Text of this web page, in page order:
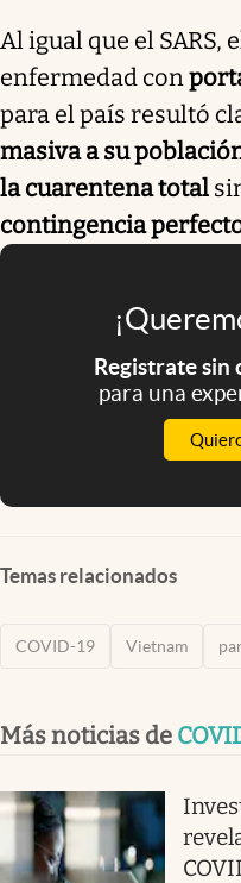
Al igual que el SARS,
enfermedad con
para el país resultó
masiva a su
la cuarentena total
contingencia
Registrate sin
para una
Temas relacionados
COVID-19 Vietnam
Más noticias de